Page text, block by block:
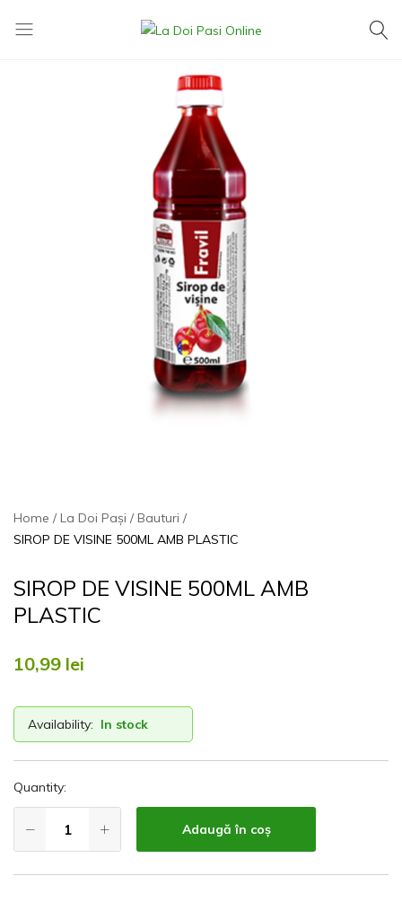
dorești,
mai
mic
preț
Home La Doi Pași
Bauturi
SIROP DE VISINE 500ML AMB PLASTIC
SIROP DE VISINE 500ML AMB
PLASTIC
10,99 lei
Availability: In stock
Quantity:
Adaugă în coș